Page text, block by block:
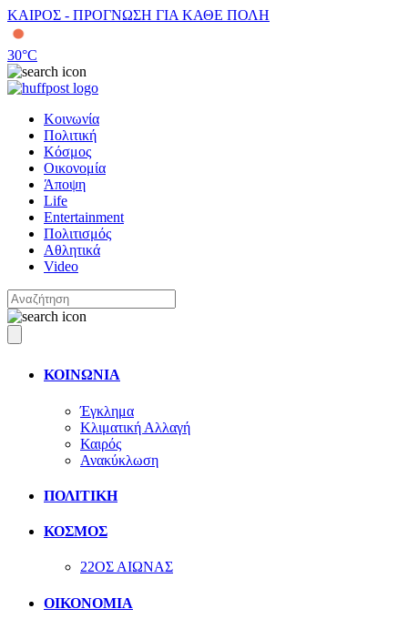
ΚΑΙΡΟΣ - ΠΡΟΓΝΩΣΗ ΓΙΑ ΚΑΘΕ ΠΟΛΗ
30°C
Κοινωνία
Πολιτική
Κόσμος
Οικονομία
Άποψη
Life
Entertainment
Πολιτισμός
Αθλητικά
Video
ΚΟΙΝΩΝΙΑ
Έγκλημα
Κλιματική Αλλαγή
Καιρός
Ανακύκλωση
ΠΟΛΙΤΙΚΗ
ΚΟΣΜΟΣ
22ΟΣ ΑΙΩΝΑΣ
ΟΙΚΟΝΟΜΙΑ